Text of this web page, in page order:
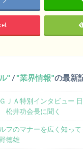
/ 業界情報 の最新
ＧＪＡ特別インタビュー
井功会長に聞く
フのマナーを広く知っ
徳雄